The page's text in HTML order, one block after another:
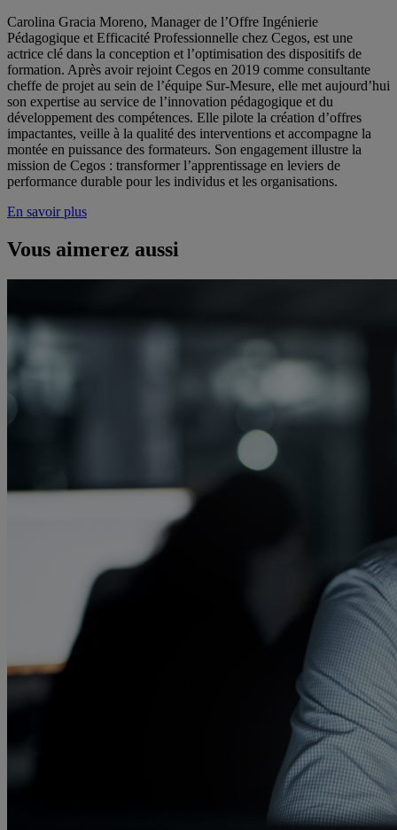
Carolina Gracia Moreno, Manager de l’Offre Ingénierie
Pédagogique et Efficacité Professionnelle chez Cegos, est une
actrice clé dans la conception et l’optimisation des dispositifs de
formation. Après avoir rejoint Cegos en 2019 comme consultante
cheffe de projet au sein de l’équipe Sur-Mesure, elle met aujourd’hui
son expertise au service de l’innovation pédagogique et du
développement des compétences. Elle pilote la création d’offres
impactantes, veille à la qualité des interventions et accompagne la
montée en puissance des formateurs. Son engagement illustre la
mission de Cegos : transformer l’apprentissage en leviers de
performance durable pour les individus et les organisations.
En savoir plus
Vous aimerez aussi